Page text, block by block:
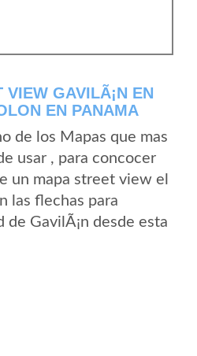
VIEW GAVILÃ¡N EN
EN PANAMA
de los Mapas que mas
usar , para concocer
un mapa street view el
las flechas para
de GavilÃ¡n desde esta